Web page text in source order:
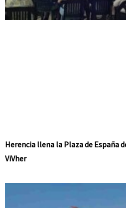
Herencia llena la Plaza de España
ViVher